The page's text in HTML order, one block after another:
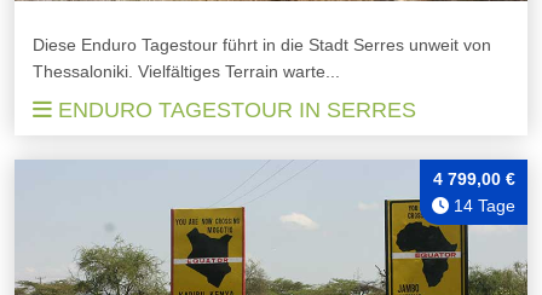
Diese Enduro Tagestour führt in die Stadt Serres unweit von
Thessaloniki. Vielfältiges Terrain warte...
ENDURO TAGESTOUR IN SERRES
4 799,00 €
14 Tage